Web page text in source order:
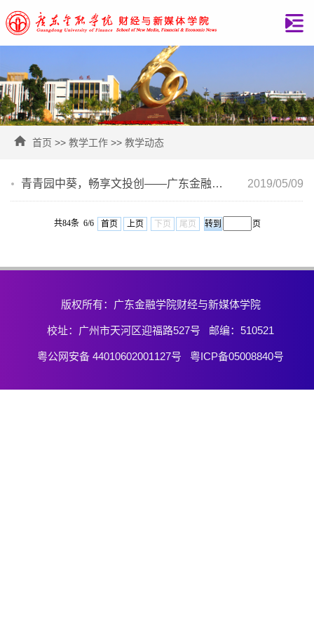
首页 >> 教学工作 >> 教学动态
青青园中葵，畅享文投创——广东金融学院学子走进科学家之家·创工场 2019/05/09
共84条 6/6 首页 上页 下页 尾页 页
版权所有：广东金融学院财经与新媒体学院
校址：广州市天河区迎福路527号 邮编：510521
粤公网安备 44010602001127号 粤ICP备05008840号